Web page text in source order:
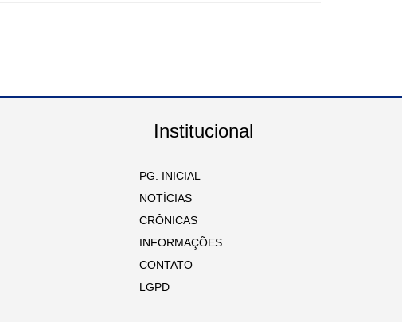
Institucional
PG. INICIAL
NOTÍCIAS
CRÔNICAS
INFORMAÇÕES
CONTATO
LGPD